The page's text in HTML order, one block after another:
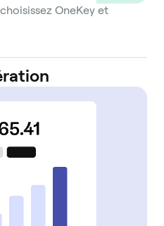
OneKey et